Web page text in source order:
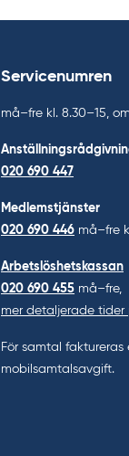
Servicenumren
må–fre kl. 8.30–15,
020 690 447
Medlemstjänster
020 690 446 må–fre
Arbetslöshetskassan
020 690 455 må–fre,
mer detaljerade
För samtal
mobilsamtalsavgift.